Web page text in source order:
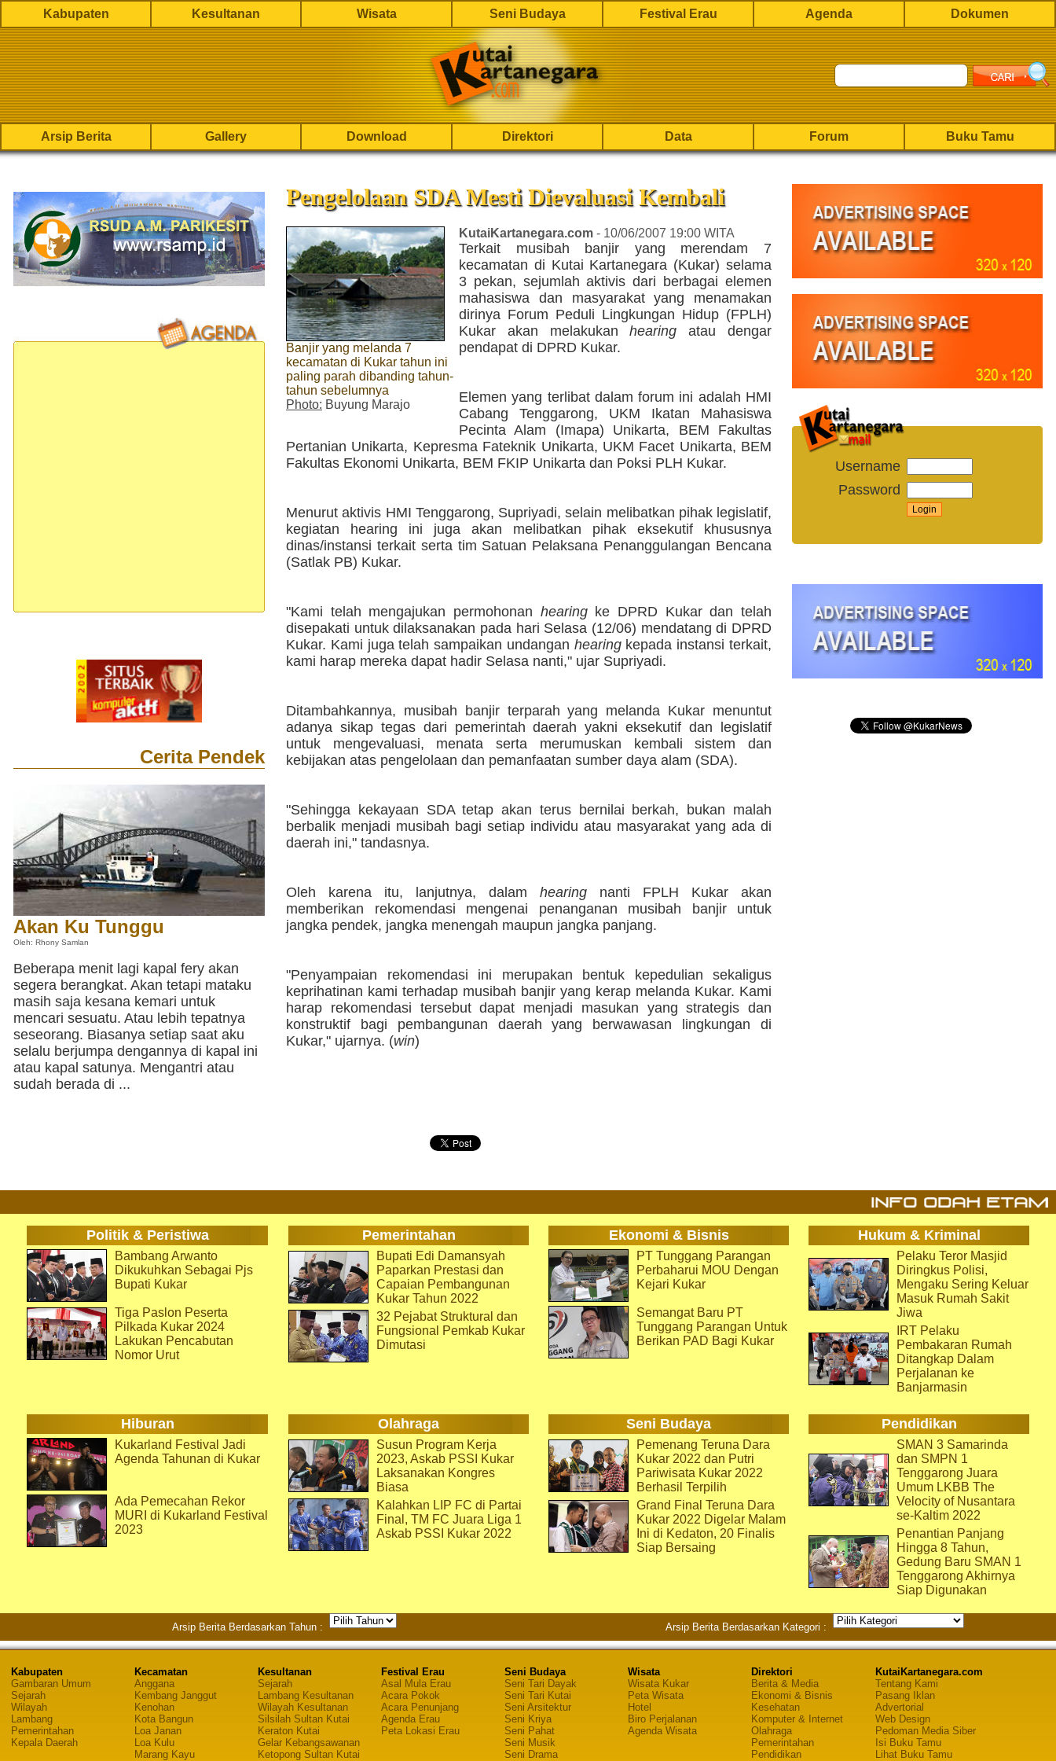
Kabupaten Kesultanan Wisata Seni Budaya Festival Erau Agenda Dokumen
Arsip Berita Gallery Download Direktori Data Forum Buku Tamu
Cerita Pendek
Akan Ku Tunggu
Oleh: Rhony Samlan
Beberapa menit lagi kapal fery akan
segera berangkat. Akan tetapi mataku
masih saja kesana kemari untuk
mencari sesuatu. Atau lebih tepatnya
seseorang. Biasanya setiap saat aku
selalu berjumpa dengannya di kapal ini
atau kapal satunya. Mengantri atau
sudah berada di ...
Pengelolaan SDA Mesti Dievaluasi Kembali
Banjir yang melanda 7
kecamatan di Kukar tahun ini
paling parah dibanding tahun-
tahun sebelumnya
Photo: Buyung Marajo
KutaiKartanegara.com - 10/06/2007 19:00 WITA
Terkait musibah banjir yang merendam 7
kecamatan di Kutai Kartanegara (Kukar) selama
3 pekan, sejumlah aktivis dari berbagai elemen
mahasiswa dan masyarakat yang menamakan
dirinya Forum Peduli Lingkungan Hidup (FPLH)
Kukar akan melakukanhearing atau dengar
pendapat di DPRD Kukar.
Elemen yang terlibat dalam forum ini adalah HMI
Cabang Tenggarong, UKM Ikatan Mahasiswa
Pecinta Alam (Imapa) Unikarta, BEM Fakultas
Pertanian Unikarta, Kepresma Fateknik Unikarta, UKM Facet Unikarta, BEM
Fakultas Ekonomi Unikarta, BEM FKIP Unikarta dan Poksi PLH Kukar.
Menurut aktivis HMI Tenggarong, Supriyadi, selain melibatkan pihak legislatif,
kegiatan hearing ini juga akan melibatkan pihak eksekutif khususnya
dinas/instansi terkait serta tim Satuan Pelaksana Penanggulangan Bencana
(Satlak PB) Kukar.
"Kami telah mengajukan permohonan hearingke DPRD Kukar dan telah
disepakati untuk dilaksanakan pada hari Selasa (12/06) mendatang di DPRD
Kukar. Kami juga telah sampaikan undangan hearingkepada instansi terkait,
kami harap mereka dapat hadir Selasa nanti," ujar Supriyadi.
Ditambahkannya, musibah banjir terparah yang melanda Kukar menuntut
adanya sikap tegas dari pemerintah daerah yakni eksekutif dan legislatif
untuk mengevaluasi, menata serta merumuskan kembali sistem dan
kebijakan atas pengelolaan dan pemanfaatan sumber daya alam (SDA).
"Sehingga kekayaan SDA tetap akan terus bernilai berkah, bukan malah
berbalik menjadi musibah bagi setiap individu atau masyarakat yang ada di
daerah ini," tandasnya.
Oleh karena itu, lanjutnya, dalam hearing nanti FPLH Kukar akan
memberikan rekomendasi mengenai penanganan musibah banjir untuk
jangka pendek, jangka menengah maupun jangka panjang.
"Penyampaian rekomendasi ini merupakan bentuk kepedulian sekaligus
keprihatinan kami terhadap musibah banjir yang kerap melanda Kukar. Kami
harap rekomendasi tersebut dapat menjadi masukan yang strategis dan
konstruktif bagi pembangunan daerah yang berwawasan lingkungan di
Kukar," ujarnya. (win)
Username
Password
Politik & Peristiwa Pemerintahan Ekonomi & Bisnis Hukum & Kriminal
Bambang Arwanto
Dikukuhkan Sebagai Pjs
Bupati Kukar
Tiga Paslon Peserta
Pilkada Kukar 2024
Lakukan Pencabutan
Nomor Urut
Bupati Edi Damansyah
Paparkan Prestasi dan
Capaian Pembangunan
Kukar Tahun 2022
32 Pejabat Struktural dan
Fungsional Pemkab Kukar
Dimutasi
PT Tunggang Parangan
Perbaharui MOU Dengan
Kejari Kukar
Semangat Baru PT
Tunggang Parangan Untuk
Berikan PAD Bagi Kukar
Pelaku Teror Masjid
Diringkus Polisi,
Mengaku Sering Keluar
Masuk Rumah Sakit
Jiwa
IRT Pelaku
Pembakaran Rumah
Ditangkap Dalam
Perjalanan ke
Banjarmasin
Hiburan Olahraga Seni Budaya Pendidikan
Kukarland Festival Jadi
Agenda Tahunan di Kukar
Ada Pemecahan Rekor
MURI di Kukarland Festival
2023
Susun Program Kerja
2023, Askab PSSI Kukar
Laksanakan Kongres
Biasa
Kalahkan LIP FC di Partai
Final, TM FC Juara Liga 1
Askab PSSI Kukar 2022
Pemenang Teruna Dara
Kukar 2022 dan Putri
Pariwisata Kukar 2022
Berhasil Terpilih
Grand Final Teruna Dara
Kukar 2022 Digelar Malam
Ini di Kedaton, 20 Finalis
Siap Bersaing
SMAN 3 Samarinda
dan SMPN 1
Tenggarong Juara
Umum LKBB The
Velocity of Nusantara
se-Kaltim 2022
Penantian Panjang
Hingga 8 Tahun,
Gedung Baru SMAN 1
Tenggarong Akhirnya
Siap Digunakan
Arsip Berita Berdasarkan Tahun : Arsip Berita Berdasarkan Kategori :
Kabupaten
Gambaran Umum
Sejarah
Wilayah
Lambang
Pemerintahan
Kepala Daerah
Kecamatan
Anggana
Kembang Janggut
Kenohan
Kota Bangun
Loa Janan
Loa Kulu
Marang Kayu
Kesultanan
Sejarah
Lambang Kesultanan
Wilayah Kesultanan
Silsilah Sultan Kutai
Keraton Kutai
Gelar Kebangsawanan
Ketopong Sultan Kutai
Festival Erau
Asal Mula Erau
Acara Pokok
Acara Penunjang
Agenda Erau
Peta Lokasi Erau
Seni Budaya
Seni Tari Dayak
Seni Tari Kutai
Seni Arsitektur
Seni Kriya
Seni Pahat
Seni Musik
Seni Drama
Wisata
Wisata Kukar
Peta Wisata
Hotel
Biro Perjalanan
Agenda Wisata
Direktori
Berita & Media
Ekonomi & Bisnis
Kesehatan
Komputer & Internet
Olahraga
Pemerintahan
Pendidikan
KutaiKartanegara.com
Tentang Kami
Pasang Iklan
Advertorial
Web Design
Pedoman Media Siber
Isi Buku Tamu
Lihat Buku Tamu